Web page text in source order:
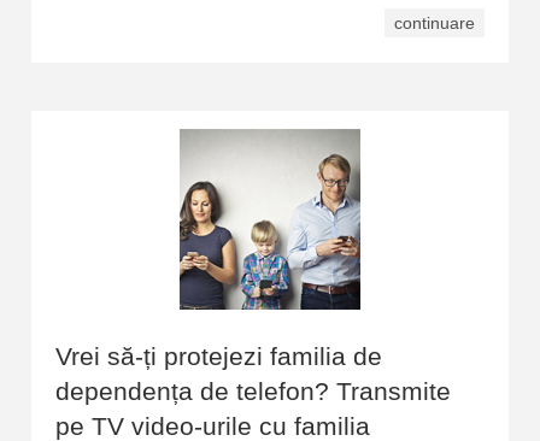
continuare
Vrei să-ți protejezi familia de
dependența de telefon? Transmite
pe TV video-urile cu familia